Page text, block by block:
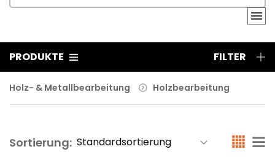
PRODUKTE FILTER
Holz- & Metallbearbeitung Holzbearbeitung
Sortierung: